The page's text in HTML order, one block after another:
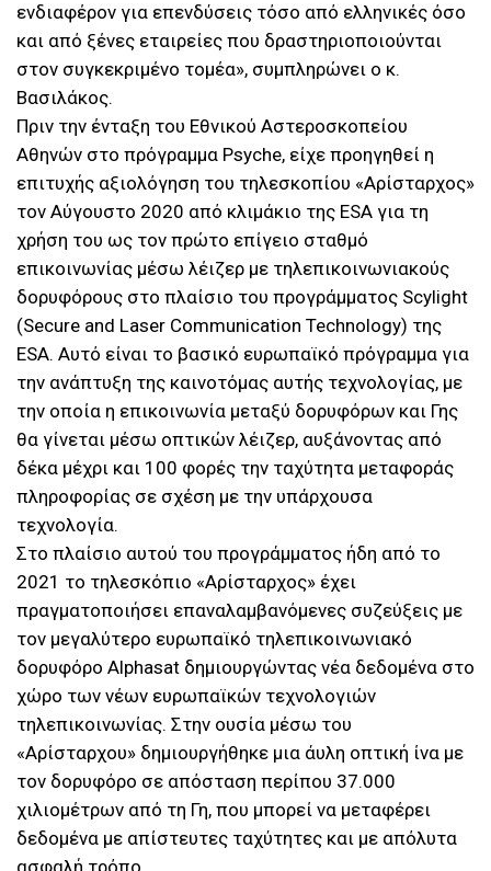
ενδιαφέρον για επενδύσεις τόσο από ελληνικές όσο
και από ξένες εταιρείες που δραστηριοποιούνται
στον συγκεκριμένο τομέα», συμπληρώνει ο κ.
Βασιλάκος.
Πριν την ένταξη του Εθνικού Αστεροσκοπείου
Αθηνών στο πρόγραμμα Psyche, είχε προηγηθεί η
επιτυχής αξιολόγηση του τηλεσκοπίου «Αρίσταρχος»
τον Αύγουστο 2020 από κλιμάκιο της ESA για τη
χρήση του ως τον πρώτο επίγειο σταθμό
επικοινωνίας μέσω λέιζερ με τηλεπικοινωνιακούς
δορυφόρους στο πλαίσιο του προγράμματος Scylight
(Secure and Laser Communication Technology) της
ESA. Αυτό είναι το βασικό ευρωπαϊκό πρόγραμμα για
την ανάπτυξη της καινοτόμας αυτής τεχνολογίας, με
την οποία η επικοινωνία μεταξύ δορυφόρων και Γης
θα γίνεται μέσω οπτικών λέιζερ, αυξάνοντας από
δέκα μέχρι και 100 φορές την ταχύτητα μεταφοράς
πληροφορίας σε σχέση με την υπάρχουσα
τεχνολογία.
Στο πλαίσιο αυτού του προγράμματος ήδη από το
2021 το τηλεσκόπιο «Αρίσταρχος» έχει
πραγματοποιήσει επαναλαμβανόμενες συζεύξεις με
τον μεγαλύτερο ευρωπαϊκό τηλεπικοινωνιακό
δορυφόρο Alphasat δημιουργώντας νέα δεδομένα στο
χώρο των νέων ευρωπαϊκών τεχνολογιών
τηλεπικοινωνίας. Στην ουσία μέσω του
«Αρίσταρχου» δημιουργήθηκε μια άυλη οπτική ίνα με
τον δορυφόρο σε απόσταση περίπου 37.000
χιλιομέτρων από τη Γη, που μπορεί να μεταφέρει
δεδομένα με απίστευτες ταχύτητες και με απόλυτα